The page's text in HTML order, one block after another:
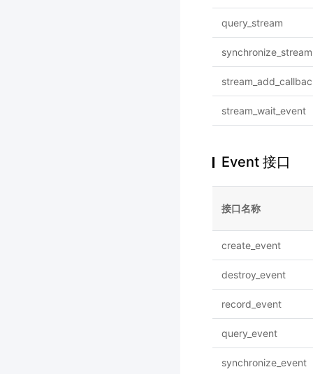
query_stream
synchronize_stream
stream_wait_event
Event 接口
接口名称
create_event
destroy_event
record_event
query_event
synchronize_event